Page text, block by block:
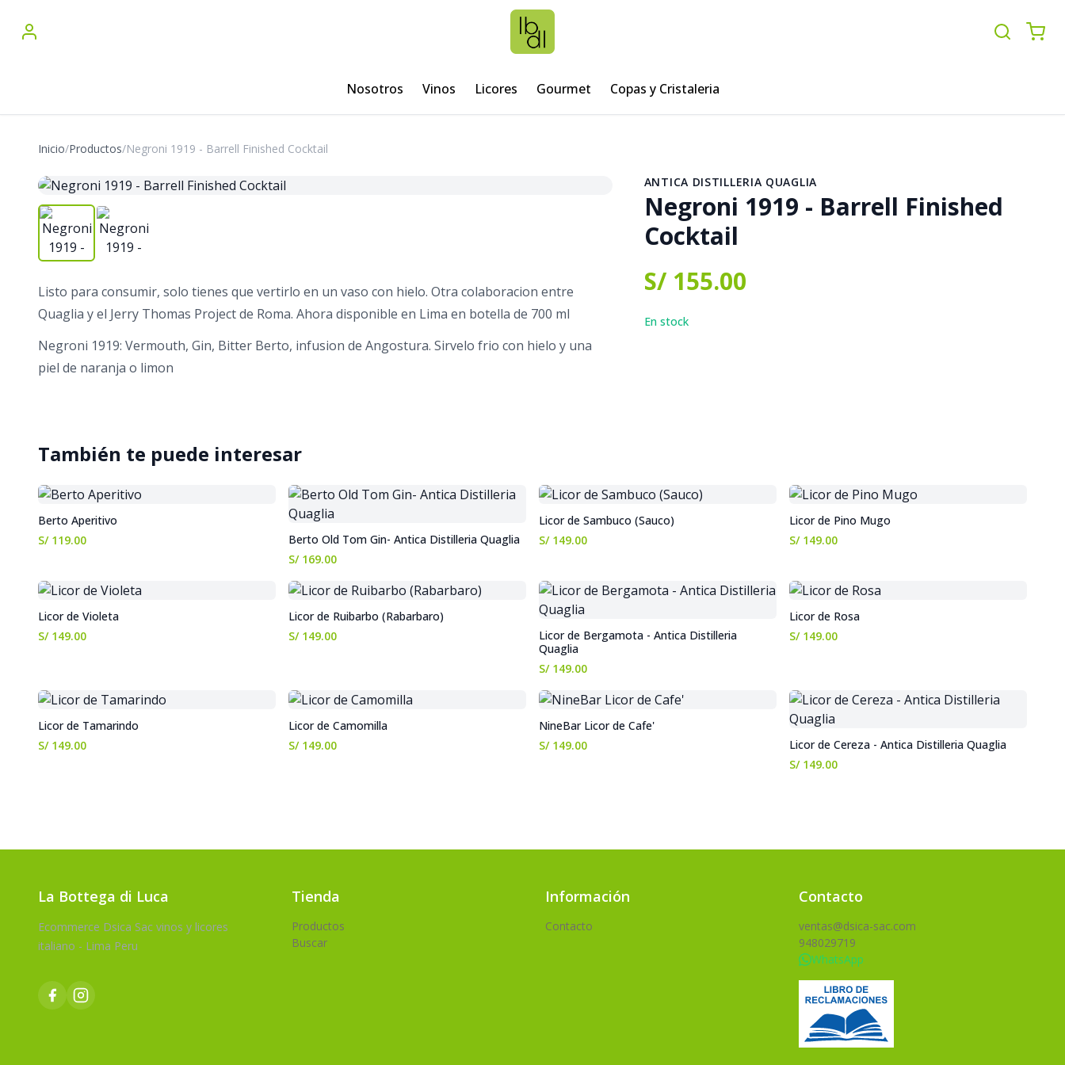
Nosotros Vinos Licores Gourmet Copas y Cristaleria
Inicio/Productos/Negroni 1919 - Barrell Finished Cocktail
ANTICA DISTILLERIA QUAGLIA
Negroni 1919 - Barrell Finished
Cocktail
S/ 155.00
En stock
Listo para consumir, solo tienes que vertirlo en un vaso con hielo. Otra colaboracion entre
Quaglia y el Jerry Thomas Project de Roma. Ahora disponible en Lima en botella de 700 ml
Negroni 1919: Vermouth, Gin, Bitter Berto, infusion de Angostura. Sirvelo frio con hielo y una
piel de naranja o limon
También te puede interesar
Berto Aperitivo
S/ 119.00
Berto Old Tom Gin- Antica Distilleria Quaglia
S/ 169.00
Licor de Sambuco (Sauco)
S/ 149.00
Licor de Pino Mugo
S/ 149.00
Licor de Violeta
S/ 149.00
Licor de Ruibarbo (Rabarbaro)
S/ 149.00
Licor de Bergamota - Antica Distilleria
Quaglia
S/ 149.00
Licor de Rosa
S/ 149.00
Licor de Tamarindo
S/ 149.00
Licor de Camomilla
S/ 149.00
NineBar Licor de Cafe'
S/ 149.00
Licor de Cereza - Antica Distilleria Quaglia
S/ 149.00
La Bottega di Luca
Ecommerce Dsica Sac vinos y licores
italiano - Lima Peru
Tienda
Productos
Buscar
Información
Contacto
Contacto
ventas@dsica-sac.com
948029719
WhatsApp